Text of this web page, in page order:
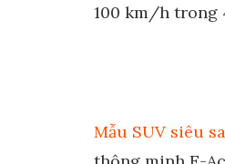
100 km/h trong
Mẫu SUV siêu